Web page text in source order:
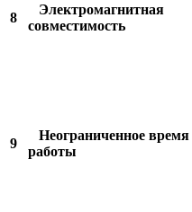
8
Электромагнитная
совместимость
9
Неограниченное время
работы